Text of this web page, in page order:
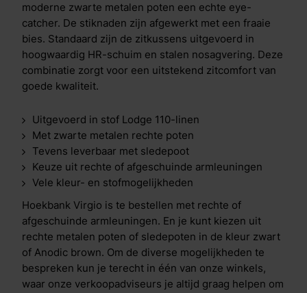
moderne zwarte metalen poten een echte eye-
catcher. De stiknaden zijn afgewerkt met een fraaie
bies. Standaard zijn de zitkussens uitgevoerd in
hoogwaardig HR-schuim en stalen nosagvering. Deze
combinatie zorgt voor een uitstekend zitcomfort van
goede kwaliteit.
Uitgevoerd in stof Lodge 110-linen
Met zwarte metalen rechte poten
Tevens leverbaar met sledepoot
Keuze uit rechte of afgeschuinde armleuningen
Vele kleur- en stofmogelijkheden
Hoekbank Virgio is te bestellen met rechte of
afgeschuinde armleuningen. En je kunt kiezen uit
rechte metalen poten of sledepoten in de kleur zwart
of Anodic brown. Om de diverse mogelijkheden te
bespreken kun je terecht in één van onze winkels,
waar onze verkoopadviseurs je altijd graag helpen om